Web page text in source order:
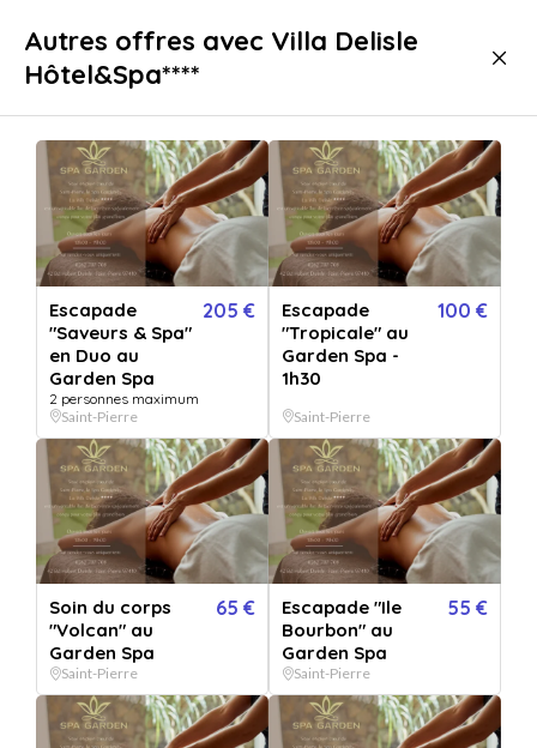
Bien-être Massage Massage Saint-Pierre
Afficher toutes
les images
Soin du corps 30mn au choix au
Garden Spa
Vendu parVilla Delisle Hôtel&Spa****
Faites une pause et détendez-vous au Spa Garden…
Autres offres avec Villa Delisle
Hôtel&Spa****
Escapade
"Saveurs & Spa"
en Duo au
Garden Spa
2 personnes maximum
205 €
Saint-Pierre
Escapade
"Tropicale" au
Garden Spa -
1h30
100 €
Saint-Pierre
Soin du corps
"Volcan" au
Garden Spa
65 €
Saint-Pierre
Escapade "Ile
Bourbon" au
Garden Spa
55 €
Saint-Pierre